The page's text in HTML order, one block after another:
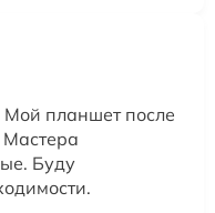
планшет после
Мастера
Буду